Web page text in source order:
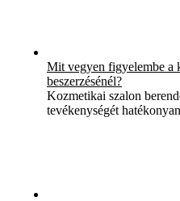
Mit vegyen figyelembe a
beszerzésénél?
Kozmetikai szalon
tevékenységét